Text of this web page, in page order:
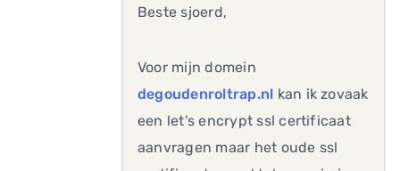
Beste sjoerd,
Voor mijn domein
degoudenroltrap.nl kan ik zovaak
een let's encrypt ssl certificaat
aanvragen maar het oude ssl